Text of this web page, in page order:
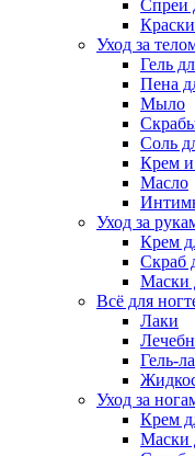
Спреи
Уход за
Гель
Пена
Мыло
Соль
Крем и
Масло
Уход за
Крем
Скраб
Маски
Всё для
Лаки
Гель-
Уход за
Крем
Маски